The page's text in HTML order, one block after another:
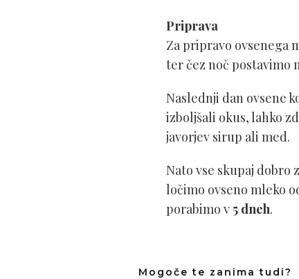
Priprava
Za pripravo ovsenega
ter čez noč postavimo
Naslednji dan ovsene
izboljšali okus, lahko
javorjev sirup ali med.
Nato vse skupaj dobro
ločimo ovseno mleko
porabimo v 5 dneh.
Mogoče te zanima tudi?